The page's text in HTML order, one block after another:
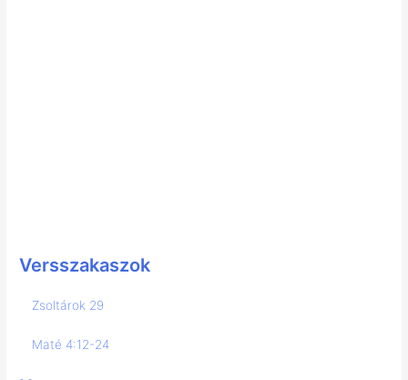
Versszakaszok
Zsoltárok 29
Maté 4:12-24